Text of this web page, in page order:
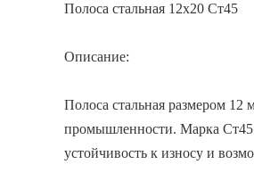
Полоса стальная 12x20 Ст45
Описание:
Полоса стальная размером 12
промышленности. Марка Ст45
устойчивость к износу и